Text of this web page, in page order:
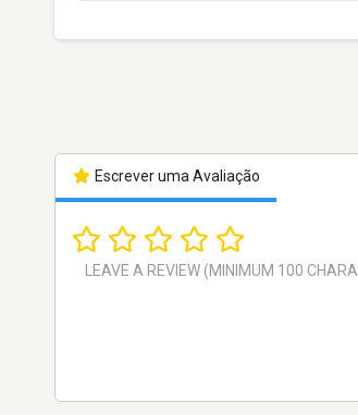
Escrever uma Avaliação